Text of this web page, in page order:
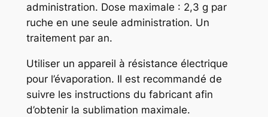
administration. Dose maximale : 2,3 g par
ruche en une seule administration. Un
traitement par an.
Utiliser un appareil à résistance électrique
pour l’évaporation. Il est recommandé de
suivre les instructions du fabricant afin
d’obtenir la sublimation maximale.